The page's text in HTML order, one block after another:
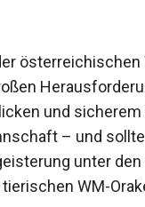
österreichischen
und
– und
unter
WM-